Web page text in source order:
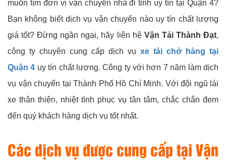
muốn tìm đơn vị vận chuyển nhà đi tỉnh uy tín tại Quận 4?
Bạn không biết dịch vụ vận chuyển nào uy tín chất lượng
giá tốt? Đừng ngần ngại, hãy liên hệ Vận Tải Thành Đạt,
công ty chuyên cung cấp dịch vụ xe tải chở hàng tại
Quận 4 uy tín chất lượng. Công ty với hơn 7 năm làm dịch
vụ vận chuyển tại Thành Phố Hồ Chí Minh. Với đội ngũ lái
xe thân thiện, nhiệt tình phục vụ tân tâm, chắc chắn đem
đến quý khách hàng dịch vụ tốt nhất.
Các dịch vụ được cung cấp tạiVận